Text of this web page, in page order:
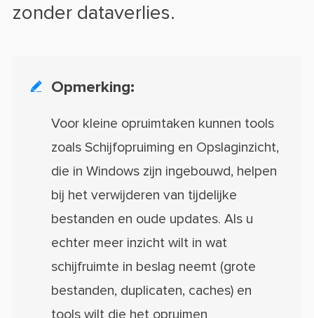
zonder dataverlies.
 Opmerking:
Voor kleine opruimtaken kunnen tools
zoals Schijfopruiming en Opslaginzicht,
die in Windows zijn ingebouwd, helpen
bij het verwijderen van tijdelijke
bestanden en oude updates. Als u
echter meer inzicht wilt in wat
schijfruimte in beslag neemt (grote
bestanden, duplicaten, caches) en
tools wilt die het opruimen